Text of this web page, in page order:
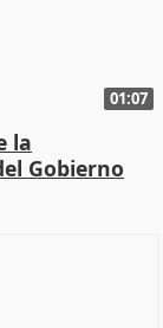
01:07
la
Gobierno